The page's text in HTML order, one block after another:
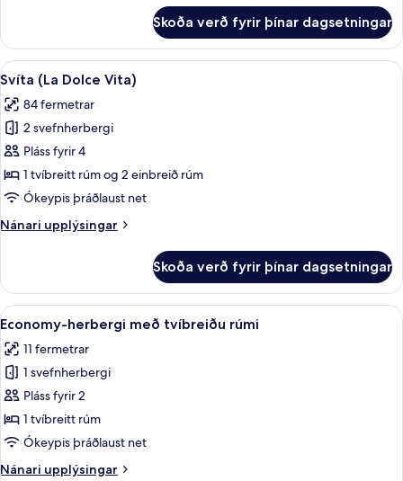
herbergi
fyrir
tvo
Skoða verð fyrir þínar dagsetningar
Skoða
allar
myndir
fyrir
Svíta
(La
Dolce
Svíta (La Dolce Vita) | Útsýni úr
6
Svíta (La Dolce Vita)
84 fermetrar
2 svefnherbergi
Pláss fyrir 4
1 tvíbreitt rúm og 2 einbreið rúm
Ókeypis þráðlaust net
Nánari upplýsingar
Nánari
(La
Dolce
Vita)
Skoða verð fyrir þínar dagsetningar
Skoða
allar
myndir
fyrir
Economy-
herbergi
með
Economy-herbergi með tvíbreiðu
4
Economy-herbergi með tvíbreiðu rúmi
11 fermetrar
1 svefnherbergi
Pláss fyrir 2
1 tvíbreitt rúm
Ókeypis þráðlaust net
Nánari upplýsingar
Nánari